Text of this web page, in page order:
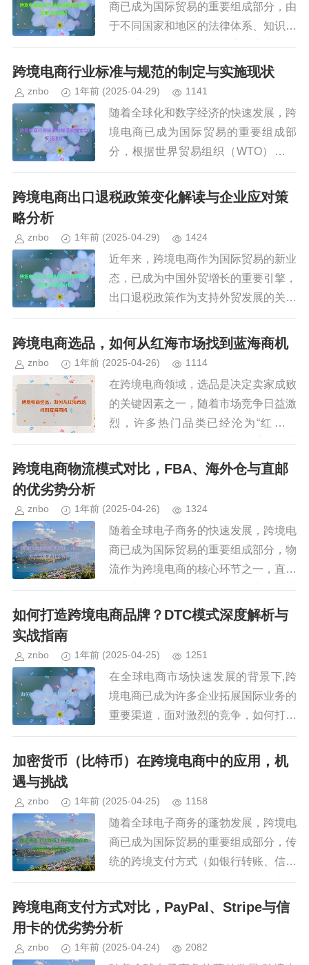
商已成为国际贸易的重要组成部分，由
于不同国家和地区的法律体系、知识产
权保护标准存在差异，跨境电商中的知
识产权纠纷日益增多，如何高效、公平
跨境电商行业标准与规范的制定与实施现状
znbo 1年前 (2025-04-29) 1141
随着全球化和数字经济的快速发展，跨
境电商已成为国际贸易的重要组成部
分，根据世界贸易组织（WTO）的数
据，2023年全球跨境电商交易规模已
突破6万亿美元，预计未来几年仍将保
跨境电商出口退税政策变化解读与企业应对策
略分析
znbo 1年前 (2025-04-29) 1424
近年来，跨境电商作为国际贸易的新业
态，已成为中国外贸增长的重要引擎，
出口退税政策作为支持外贸发展的关键
手段，其调整直接影响企业的成本结构
和国际竞争力，随着全球经济形势变化
跨境电商选品，如何从红海市场找到蓝海商机
znbo 1年前 (2025-04-26) 1114
在跨境电商领域，选品是决定卖家成败
的关键因素之一，随着市场竞争日益激
烈，许多热门品类已经沦为“红海市
场”，价格战、同质化竞争严重，利润
空间被不断压缩，在这样的环境下，如
跨境电商物流模式对比，FBA、海外仓与直邮
的优劣势分析
znbo 1年前 (2025-04-26) 1324
随着全球电子商务的快速发展，跨境电
商已成为国际贸易的重要组成部分，物
流作为跨境电商的核心环节之一，直接
影响着消费者的购物体验和卖家的运营
效率，主流的跨境电商物流模式包括F
如何打造跨境电商品牌？DTC模式深度解析与
实战指南
znbo 1年前 (2025-04-25) 1251
在全球电商市场快速发展的背景下,跨
境电商已成为许多企业拓展国际业务的
重要渠道，面对激烈的竞争，如何打造
一个成功的跨境电商品牌？DTC（Dire
ct-to-Consumer，直接面向消费者）模
加密货币（比特币）在跨境电商中的应用，机
遇与挑战
znbo 1年前 (2025-04-25) 1158
随着全球电子商务的蓬勃发展，跨境电
商已成为国际贸易的重要组成部分，传
统的跨境支付方式（如银行转账、信用
卡支付、PayPal等）往往伴随着高昂
的手续费、汇率波动风险和较长的结算
周期，在这样的背景下，加密...
跨境电商支付方式对比，PayPal、Stripe与信
用卡的优劣势分析
znbo 1年前 (2025-04-24) 2082